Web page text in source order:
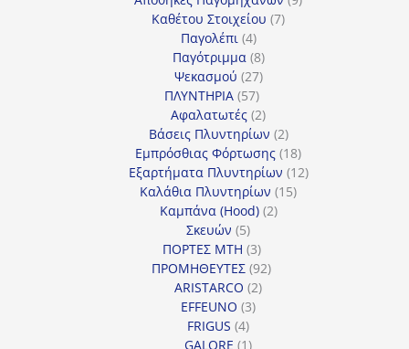
Καθέτου Στοιχείου 77
Παγολέπι 44
προϊόντα
Παγότριμμα 88
προϊόντα
Ψεκασμού 2727
προϊόντα
ΠΛΥΝΤΗΡΙΑ 5757
προϊόντα
Αφαλατωτές 22
προϊόντα
Βάσεις Πλυντηρίων 22
προϊόντα
Εμπρόσθιας Φόρτωσης 1818
προϊόντα
Εξαρτήματα Πλυντηρίων 1212
Καλάθια Πλυντηρίων 1515
Καμπάνα (Hood) 22
Σκευών 55
προϊόντα
ΠΟΡΤΕΣ MTH 33
προϊόντα
ΠΡΟΜΗΘΕΥΤΕΣ 9292
ARISTARCO 22
EFFEUNO 33
FRIGUS 44
προϊόντα
GALORE 11